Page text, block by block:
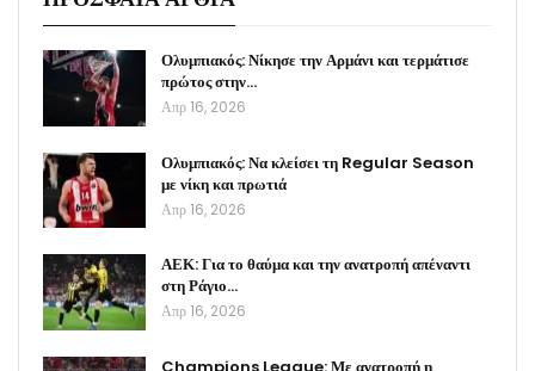
Ολυμπιακός: Νίκησε την Αρμάνι και τερμάτισε
πρώτος στην…
Απρ 16, 2026
Ολυμπιακός: Να κλείσει τη Regular Season
με νίκη και πρωτιά
Απρ 16, 2026
ΑΕΚ: Για το θαύμα και την ανατροπή απέναντι
στη Ράγιο…
Απρ 16, 2026